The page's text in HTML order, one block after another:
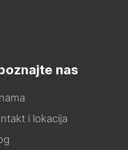
nas
i lokacija